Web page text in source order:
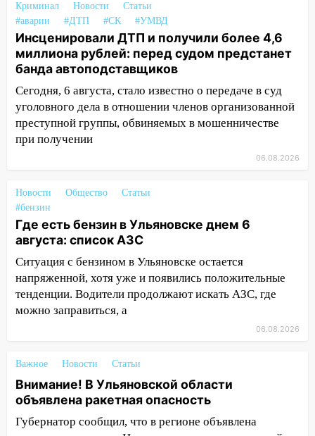
зернобобовых культур
15:51 Бросила кирпич в жену брата: в
Ульяновской области завели дело на
агрессивную женщину
15:47 На улице Радищева сбили
курьера: крупная авария в Ульяновске
15:15 Проводил до квартиры и ограбил:
новый кавалер женщины оказался
14:26
В Ульяновске ограничат движение
по улице Ефремова
14:23 67% ульяновцев готовы
передумать увольняться, если им
повысят зарплату
14:01 Инсценировали ДТП и получили
более 4,6 миллиона рублей: перед
судом предстанет банда
13:36 В Инзе произошел крупный пожар
13:00 В суде защитили репутацию
мужчины, которого необоснованно
обвиняли в жестоком обращении с
Криминал Новости
Статьи
#аварии
#ДТП #СК #УМВД
Инсценировали ДТП и получили более 4,6
миллиона рублей: перед судом предстанет
банда автоподставщиков
Сегодня, 6 августа, стало известно о передаче в суд
уголовного дела в отношении членов организованной
преступной группы, обвиняемых в мошенничестве
при получении
06.08.2026
Новости Общество
Статьи
#бензин
Где есть бензин в Ульяновске днем 6
августа: список АЗС
Ситуация с бензином в Ульяновске остается
напряженной, хотя уже и появились положительные
тенденции. Водители продолжают искать АЗС, где
можно заправиться, а
06.08.2026
Важное Новости Статьи
Внимание! В Ульяновской области
объявлена ракетная опасность
Губернатор сообщил, что в регионе объявлена